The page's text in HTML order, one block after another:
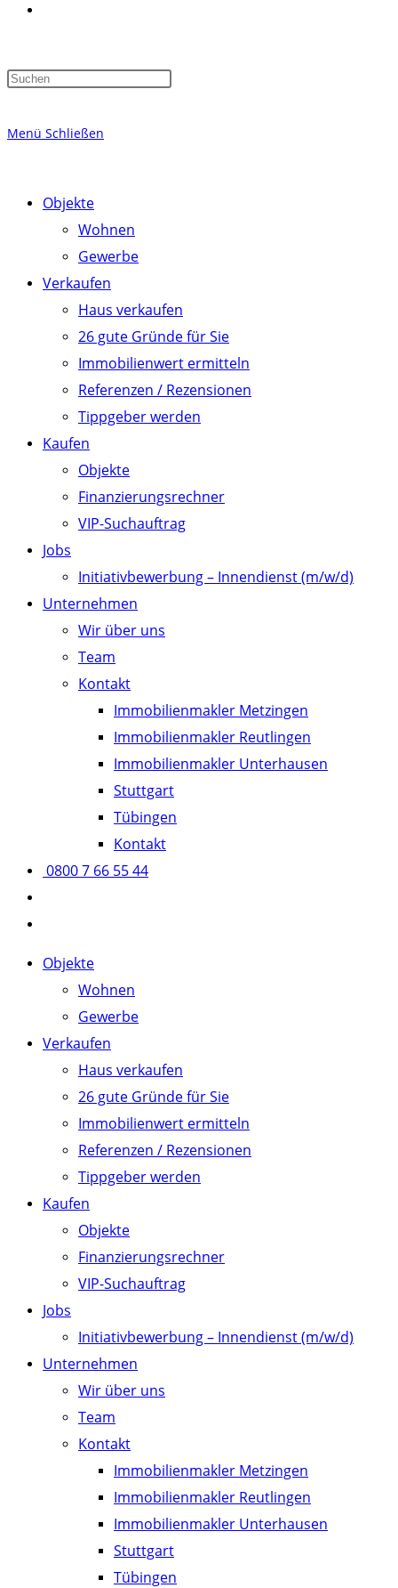
Press
Menü Schließen
Objekte
Wohnen
Gewerbe
Verkaufen
Haus verkaufen
26 gute Gründe für Sie
Immobilienwert ermitteln
Referenzen / Rezensionen
Tippgeber werden
Kaufen
Objekte
Finanzierungsrechner
VIP-Suchauftrag
Jobs
Initiativbewerbung – Innendienst (m/w/d)
Unternehmen
Wir über uns
Team
Kontakt
Immobilienmakler Metzingen
Immobilienmakler Reutlingen
Immobilienmakler Unterhausen
Stuttgart
Tübingen
Kontakt
0800 7 66 55 44
umschalten
Objekte
Wohnen
Gewerbe
Verkaufen
Haus verkaufen
26 gute Gründe für Sie
Immobilienwert ermitteln
Referenzen / Rezensionen
Tippgeber werden
Kaufen
Objekte
Finanzierungsrechner
VIP-Suchauftrag
Jobs
Initiativbewerbung – Innendienst (m/w/d)
Unternehmen
Wir über uns
Team
Kontakt
Immobilienmakler Metzingen
Immobilienmakler Reutlingen
Immobilienmakler Unterhausen
Stuttgart
Tübingen